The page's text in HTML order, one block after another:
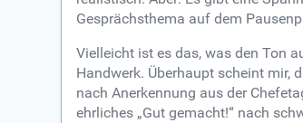
Gesprächsthema auf dem
Vielleicht ist es das, was den Ton
Handwerk. Überhaupt scheint mir,
nach Anerkennung aus der
ehrliches „Gut gemacht!“ nach